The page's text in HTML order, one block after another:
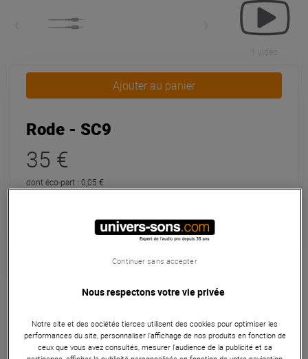
1 vidéo
Ajouter au panier
Rode - SC9
35 €
dont éco-part : 0,05 €
Rode SC9 Câble de patch mini jack 3.5mm TRRS vers
TRRS, d'une longueur de 1,6 mètre.
Nous respectons votre vie privée
Notre site et des sociétés tierces utilisent des cookies pour optimiser les
performances du site, personnaliser l’affichage de nos produits en fonction de
ceux que vous avez consultés, mesurer l'audience de la publicité et sa
Continuer sans accepter